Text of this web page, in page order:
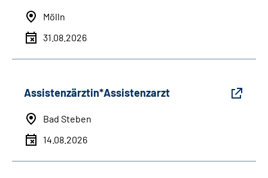
Mölln
31.08.2026
Assistenzärztin*Assistenzarzt
Bad Steben
14.08.2026